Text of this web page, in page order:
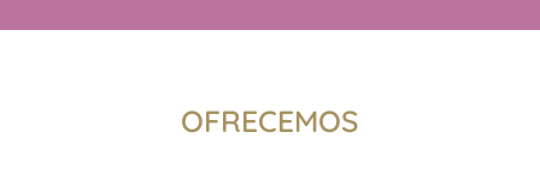
OFRECEMOS